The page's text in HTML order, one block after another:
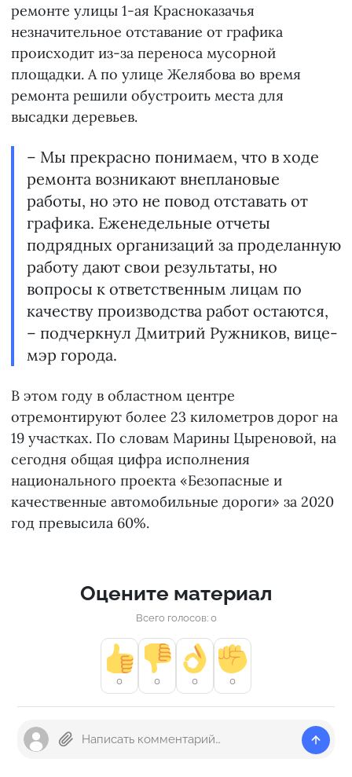
ремонте улицы 1-ая Красноказачья
незначительное отставание от графика
происходит из-за переноса мусорной
площадки. А по улице Желябова во время
ремонта решили обустроить места для
высадки деревьев.
– Мы прекрасно понимаем, что в ходе
ремонта возникают внеплановые
работы, но это не повод отставать от
графика. Еженедельные отчеты
подрядных организаций за проделанную
работу дают свои результаты, но
вопросы к ответственным лицам по
качеству производства работ остаются,
– подчеркнул Дмитрий Ружников, вице-
мэр города.
В этом году в областном центре
отремонтируют более 23 километров дорог на
19 участках. По словам Марины Цыреновой, на
сегодня общая цифра исполнения
национального проекта «Безопасные и
качественные автомобильные дороги» за 2020
год превысила 60%.
Оцените материал
Всего голосов: 0
0 0 0 0